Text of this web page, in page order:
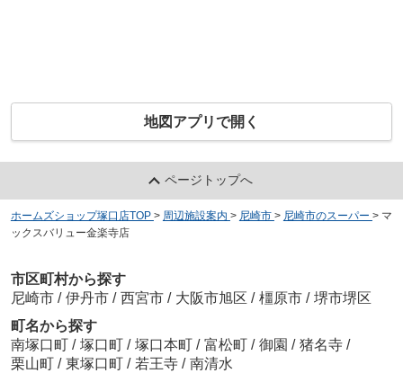
地図アプリで開く
ページトップへ
ホームズショップ塚口店TOP > 周辺施設案内 > 尼崎市 > 尼崎市のスーパー > マ
ックスバリュー金楽寺店
市区町村から探す
尼崎市 / 伊丹市 / 西宮市 / 大阪市旭区 / 橿原市 / 堺市堺区
町名から探す
南塚口町 / 塚口町 / 塚口本町 / 富松町 / 御園 / 猪名寺 /
栗山町 / 東塚口町 / 若王寺 / 南清水